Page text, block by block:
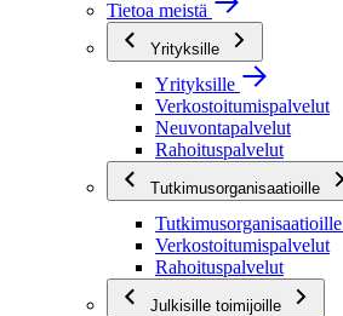
Tietoa meistä
Yrityksille
Yrityksille
Verkostoitumispalvelut
Neuvontapalvelut
Rahoituspalvelut
Tutkimusorganisaatioille
Tutkimusorganisaatioille
Verkostoitumispalvelut
Rahoituspalvelut
Julkisille toimijoille